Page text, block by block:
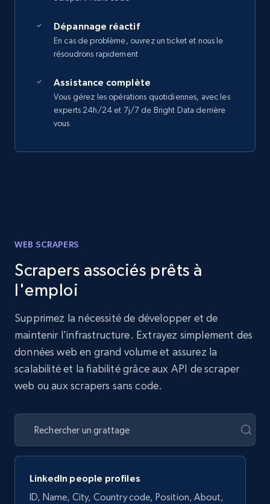
Dépannage réactif
En cas de problème, ouvrez un ticket et nous le
résoudrons rapidement
Assistance complète
Vous gérez les opérations quotidiennes, avec les
experts 24h/24 et 7j/7 de Bright Data derrière
vous
WEB SCRAPERS
Scrapers associés prêts à
l'emploi
Supprimez la nécessité de développer et de
maintenir l'infrastructure. Extrayez simplement des
données web en grand volume et assurez la
scalabilité et la fiabilité grâce aux API de scraper
web ou aux scrapers sans code.
LinkedIn people profiles
ID, Name, City, Country code, Position, About,